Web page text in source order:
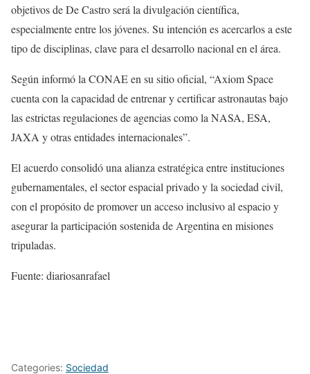
objetivos de De Castro será la divulgación científica,
especialmente entre los jóvenes. Su intención es acercarlos a este
tipo de disciplinas, clave para el desarrollo nacional en el área.
Según informó la CONAE en su sitio oficial, “Axiom Space
cuenta con la capacidad de entrenar y certificar astronautas bajo
las estrictas regulaciones de agencias como la NASA, ESA,
JAXA y otras entidades internacionales”.
El acuerdo consolidó una alianza estratégica entre instituciones
gubernamentales, el sector espacial privado y la sociedad civil,
con el propósito de promover un acceso inclusivo al espacio y
asegurar la participación sostenida de Argentina en misiones
tripuladas.
Fuente: diariosanrafael
Categories: Sociedad